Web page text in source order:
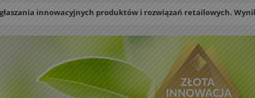
innowacyjnych produktów i rozwiązań retailowych. Wyniki